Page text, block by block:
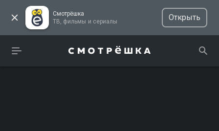
Смотрёшка
ТВ, фильмы и сериалы
Открыть